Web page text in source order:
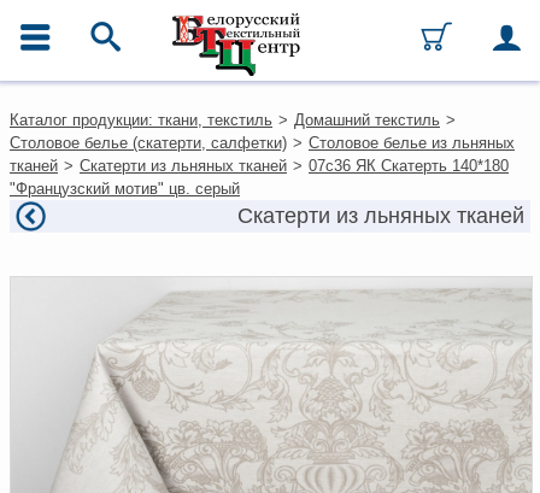
Каталог
Ткани
Домашний текстиль
Одежда
Ковры
гостиниц
Текстильная галантерея и
фурнитура
Условия работы
Оплата и доставка
Как оформить заказ
Вакансии
Каталог продукции: ткани, текстиль > Домашний текстиль >
Столовое белье (скатерти, салфетки) > Столовое белье из льняных
тканей > Скатерти из льняных тканей > 07с36 ЯК Скатерть 140*180
"Французский мотив" цв. серый
Скатерти из льняных тканей